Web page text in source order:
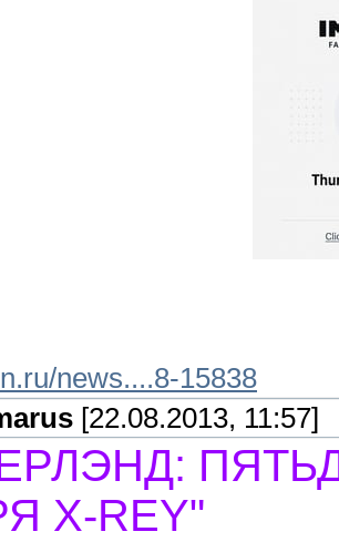
news....8-15838
[22.08.2013, 11:57]
X-REY"